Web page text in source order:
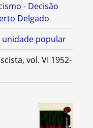
- Decisão
Delgado
unidade popular
vol. VI 1952-